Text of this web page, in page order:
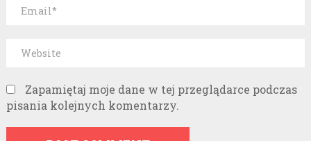
Zapamiętaj moje dane w tej przeglądarce podczas
pisania kolejnych komentarzy.